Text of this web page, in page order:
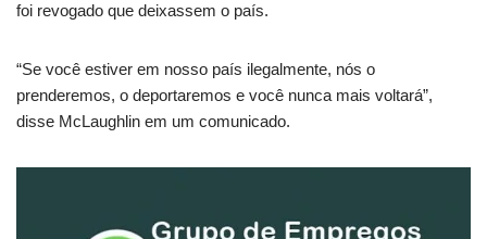
foi revogado que deixassem o país.
“Se você estiver em nosso país ilegalmente, nós o
prenderemos, o deportaremos e você nunca mais voltará”,
disse McLaughlin em um comunicado.